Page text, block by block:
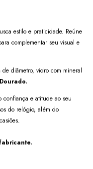
estilo e praticidade. Reúne
complementar seu visual e
de diâmetro, vidro com mineral
confiança e atitude ao seu
do relógio, além do